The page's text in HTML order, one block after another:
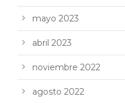
mayo 2023
abril 2023
noviembre 2022
agosto 2022